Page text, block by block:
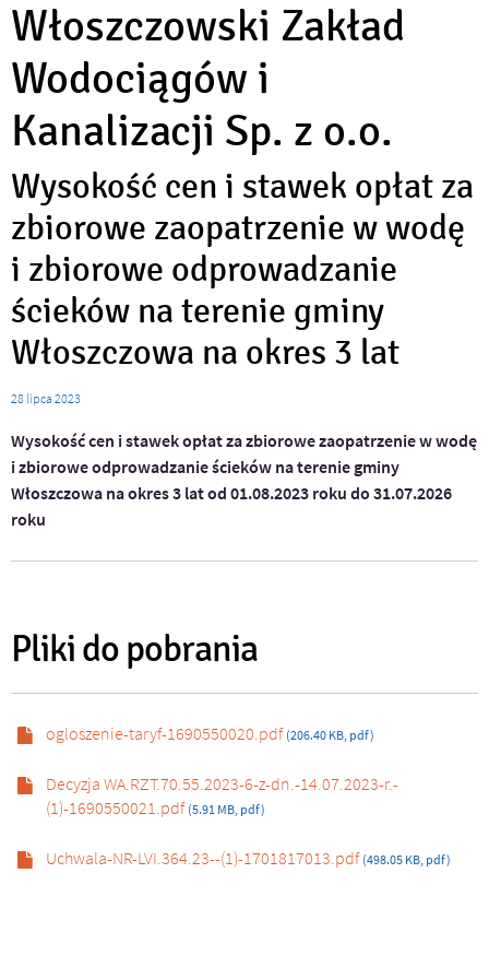
Włoszczowski Zakład
Wodociągów i
Kanalizacji Sp. z o.o.
Wysokość cen i stawek opłat za
zbiorowe zaopatrzenie w wodę
i zbiorowe odprowadzanie
ścieków na terenie gminy
Włoszczowa na okres 3 lat
28 lipca 2023
Wysokość cen i stawek opłat za zbiorowe zaopatrzenie w wodę
i zbiorowe odprowadzanie ścieków na terenie gminy
Włoszczowa na okres 3 lat od 01.08.2023 roku do 31.07.2026
roku
Pliki do pobrania
ogloszenie-taryf-1690550020.pdf (206.40 KB, pdf)
Decyzja WA.RZT.70.55.2023-6-z-dn.-14.07.2023-r.-
(1)-1690550021.pdf (5.91 MB, pdf)
Uchwala-NR-LVI.364.23--(1)-1701817013.pdf (498.05 KB, pdf)